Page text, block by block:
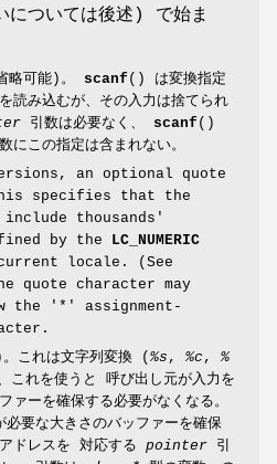
ついては後述) で始ま
可能)。 scanf() は変換指定
読み込むが、その入力は捨てられ
引数は必要なく、 scanf()
にこの指定は含まれない。
an optional quote
specifies that the
include thousands'
by the LC_NUMERIC
locale. (See
quote character may
the '*' assignment-
これは文字列変換 (%s , %c , %
これを使うと 呼び出し元が入力を
ァーを確保する必要がなくなる。
要な大きさのバッファーを確保
ドレスを 対応する pointer 引